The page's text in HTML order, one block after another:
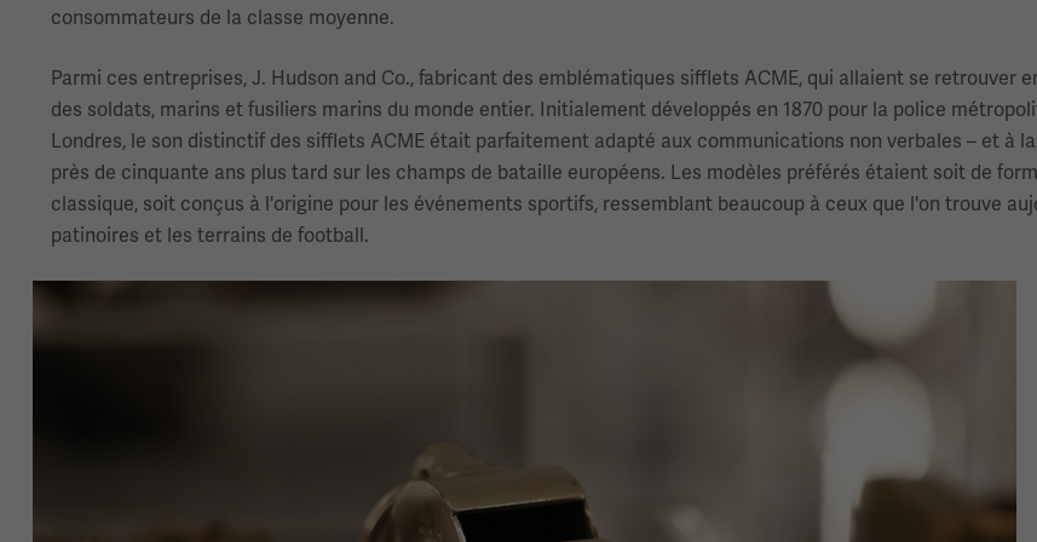
consommateurs de la classe moyenne.
Parmi ces entreprises, J. Hudson and Co., fabricant des emblématiques sifflets ACME, qui allaient se retrouver
des soldats, marins et fusiliers marins du monde entier. Initialement développés en 1870 pour la police
Londres, le son distinctif des sifflets ACME était parfaitement adapté aux communications non verbales – et à
près de cinquante ans plus tard sur les champs de bataille européens. Les modèles préférés étaient soit de
classique, soit conçus à l'origine pour les événements sportifs, ressemblant beaucoup à ceux que l'on trouve
patinoires et les terrains de football.